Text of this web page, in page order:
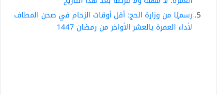
رسميًا من وزارة الحج: أقل أوقات الزحام في صحن المطاف
لأداء العمرة بالعشر الأواخر من رمضان 1447